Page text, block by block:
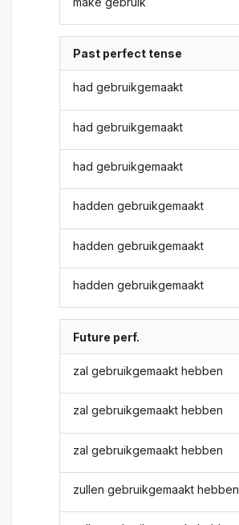
Past perfect tense
had gebruikgemaakt
had gebruikgemaakt
had gebruikgemaakt
hadden gebruikgemaakt
hadden gebruikgemaakt
hadden gebruikgemaakt
Future perf.
zal gebruikgemaakt hebben
zal gebruikgemaakt hebben
zal gebruikgemaakt hebben
zullen gebruikgemaakt hebben